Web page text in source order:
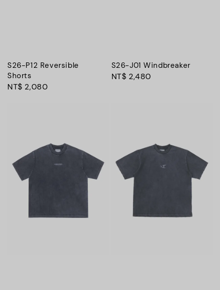
S26-P12 Reversible
Shorts
Regular
NT$ 2,080
S26-J01 Windbreaker
Regular
NT$ 2,480